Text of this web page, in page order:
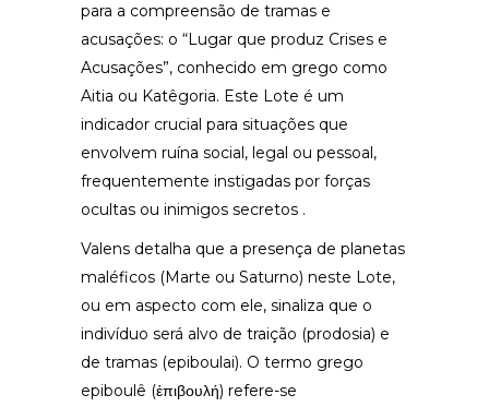
para a compreensão de tramas e
acusações: o “Lugar que produz Crises e
Acusações”, conhecido em grego como
Aitia ou Katêgoria. Este Lote é um
indicador crucial para situações que
envolvem ruína social, legal ou pessoal,
frequentemente instigadas por forças
ocultas ou inimigos secretos .
Valens detalha que a presença de planetas
maléficos (Marte ou Saturno) neste Lote,
ou em aspecto com ele, sinaliza que o
indivíduo será alvo de traição (prodosia) e
de tramas (epiboulai). O termo grego
epiboulê (ἐπιβουλή) refere-se